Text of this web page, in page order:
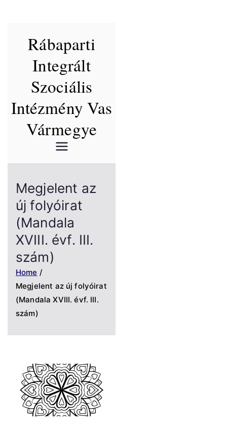
Rábaparti
Integrált
Szociális
Intézmény Vas
Vármegye
Megjelent az
új folyóirat
(Mandala
XVIII. évf. III.
szám)
Home
Megjelent az új folyóirat
(Mandala XVIII. évf. III.
szám)